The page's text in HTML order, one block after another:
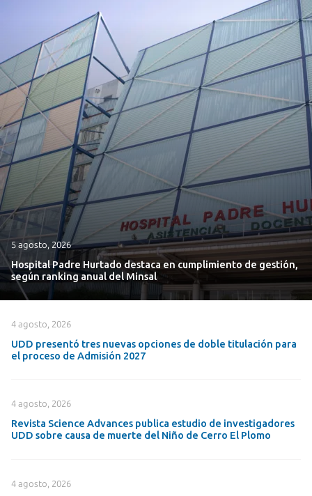
5 agosto, 2026
Hospital Padre Hurtado destaca en cumplimiento de gestión,
según ranking anual del Minsal
4 agosto, 2026
UDD presentó tres nuevas opciones de doble titulación para
el proceso de Admisión 2027
4 agosto, 2026
Revista Science Advances publica estudio de investigadores
UDD sobre causa de muerte del Niño de Cerro El Plomo
4 agosto, 2026